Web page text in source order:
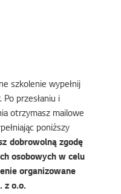
szkolenie wypełnij
przesłaniu i
otrzymasz mailowe
poniższy
dobrowolną zgodę
osobowych w celu
organizowane
z o.o.